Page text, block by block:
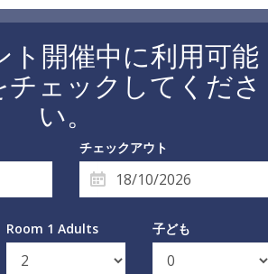
ト開催中に利用可能
ェックしてくださ
い。
チェックアウト
Room 1 Adults 子ども